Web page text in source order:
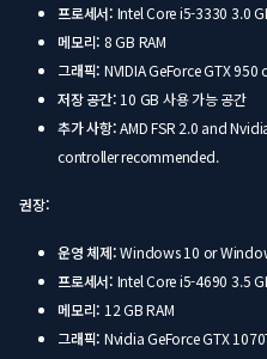
프로세서: Intel Core i5-3330 3.0
메모리: 8 GB RAM
그래픽: NVIDIA GeForce GTX
저장 공간: 10 GB 사용 가능 공간
추가 사항:AMD FSR 2.0 and
controller recommended.
권장:
운영 체제:Windows 10 or
프로세서: Intel Core i5-4690 3.5
메모리: 12 GB RAM
그래픽: Nvidia GeForce GTX